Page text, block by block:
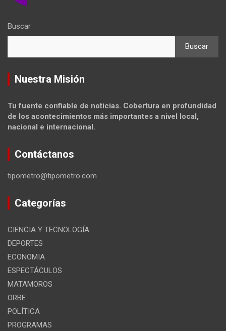
Buscar
Buscar
Nuestra Misión
Tu fuente confiable de noticias. Cobertura en profundidad
de los acontecimientos más importantes a nivel local,
nacional e internacional.
Contáctanos
tipometro@tipometro.com
Categorías
CIENCIA Y TECNOLOGÍA
DEPORTES
ECONOMIA
ESPECTÁCULOS
MATAMOROS
ORBE
POLÍTICA
PROGRAMAS